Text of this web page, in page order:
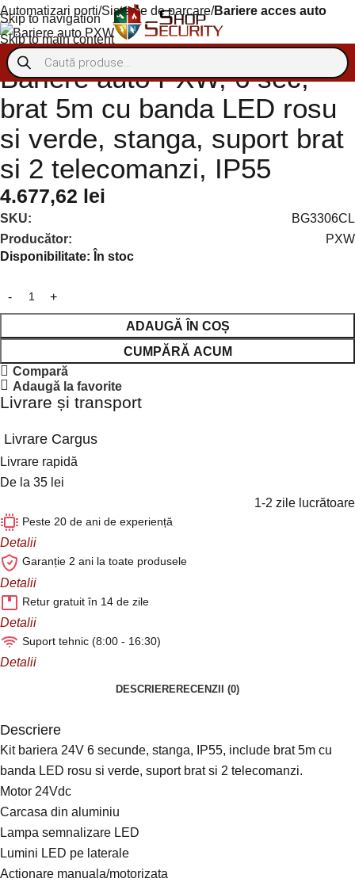
Skip to navigation
Skip to main content
Automatizari porti Sisteme de parcare Bariere acces auto
Livrare gratuită peste 1000 lei (fără TVA)
Bariere auto PXW, 6 sec,
brat 5m cu banda LED rosu
si verde, stanga, suport brat
si 2 telecomanzi, IP55
4.677,62 lei
SKU:
BG3306CL
Producător:
PXW
Disponibilitate: În stoc
ADAUGĂ ÎN COȘ
CUMPĂRĂ ACUM
Compară
Adaugă la favorite
Livrare și transport
Livrare Cargus
Livrare rapidă
De la 35 lei
1-2 zile lucrătoare
Peste 20 de ani de experiență
Detalii
Garanție 2 ani la toate produsele
Detalii
Retur gratuit în 14 de zile
Detalii
Suport tehnic (8:00 - 16:30)
Detalii
DESCRIERE RECENZII (0)
Descriere
Kit bariera 24V 6 secunde, stanga, IP55, include brat 5m cu
banda LED rosu si verde, suport brat si 2 telecomanzi.
Motor 24Vdc
Carcasa din aluminiu
Lampa semnalizare LED
Lumini LED pe laterale
Actionare manuala/motorizata